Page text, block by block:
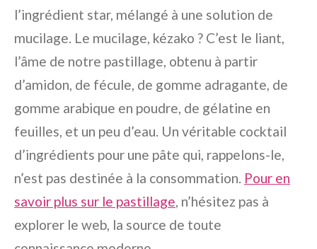
l’ingrédient star, mélangé à une solution de
mucilage. Le mucilage, kézako ? C’est le liant,
l’âme de notre pastillage, obtenu à partir
d’amidon, de fécule, de gomme adragante, de
gomme arabique en poudre, de gélatine en
feuilles, et un peu d’eau. Un véritable cocktail
d’ingrédients pour une pâte qui, rappelons-le,
n’est pas destinée à la consommation. Pour en
savoir plus sur le pastillage, n’hésitez pas à
explorer le web, la source de toute